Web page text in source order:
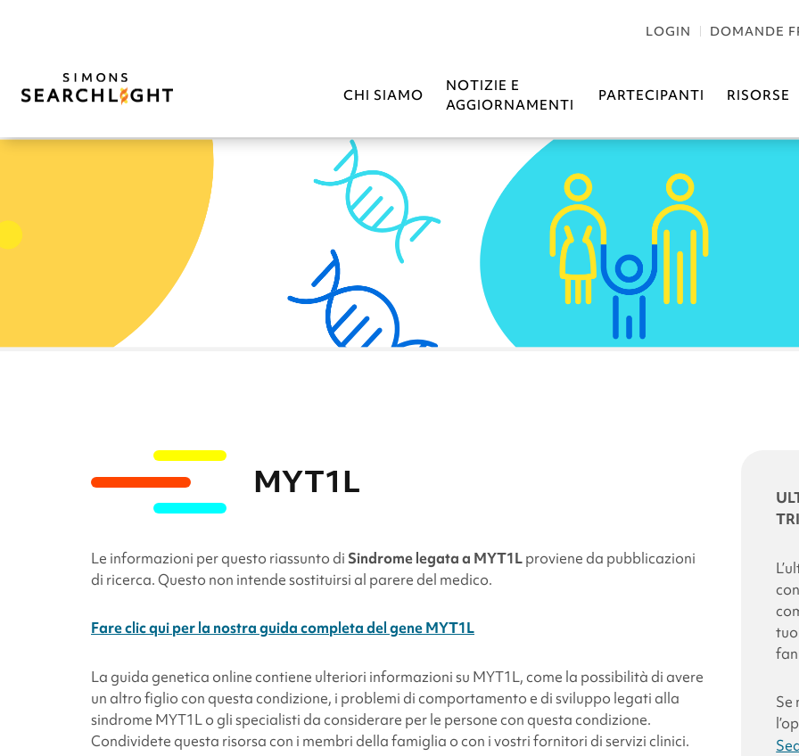
LOGIN DOMANDE
CHI SIAMO
NOTIZIE E
AGGIORNAMENTI
PARTECIPANTI RISORSE
MYT1L
Le informazioni per questo riassunto di Sindrome legata a MYT1Lproviene da pubblicazioni
di ricerca. Questo non intende sostituirsi al parere del medico.
Fare clic qui per la nostra guida completa del gene MYT1L
La guida genetica online contiene ulteriori informazioni su MYT1L, come la possibilità di avere
un altro figlio con questa condizione, i problemi di comportamento e di sviluppo legati alla
sindrome MYT1Lo gli specialisti da considerare per le persone con questa condizione.
Condividete questa risorsa con i membri della famiglia o con i vostri fornitori di servizi clinici.
Se